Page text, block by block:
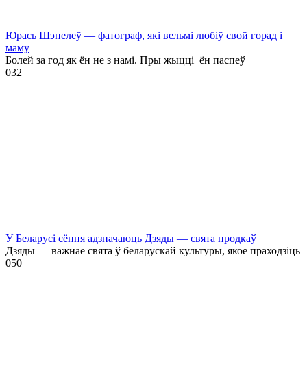
Юрась Шэпелеў — фатограф, які вельмі любіў свой горад і
маму
Болей за год як ён не з намі. Пры жыцці ён паспеў
032
У Беларусі сёння адзначаюць Дзяды — свята продкаў
Дзяды — важнае свята ў беларускай культуры, якое праходзіць
050